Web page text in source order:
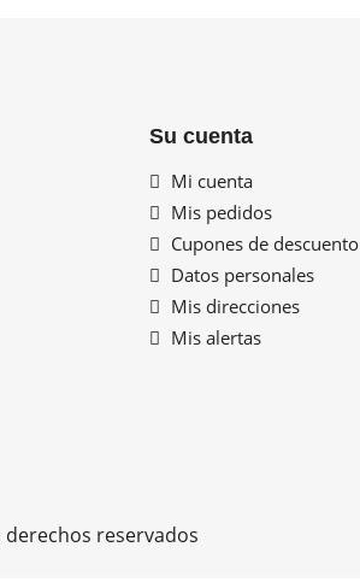
Su cuenta
Mi cuenta
Mis pedidos
Cupones de descuento
Datos personales
Mis direcciones
Mis alertas
reservados